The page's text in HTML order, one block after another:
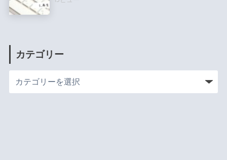
カテゴリー